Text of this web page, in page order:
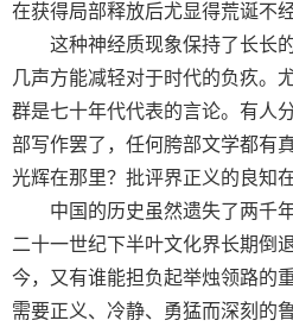
在获得局部释放后尤显得荒诞不经
这种神经质现象保持了长长的
几声方能减轻对于时代的负疚。
群是七十年代代表的言论。有人
部写作罢了，任何胯部文学都有
光辉在那里？批评界正义的良知
中国的历史虽然遗失了两千年
二十一世纪下半叶文化界长期倒
今，又有谁能担负起举烛领路的
需要正义、冷静、勇猛而深刻的